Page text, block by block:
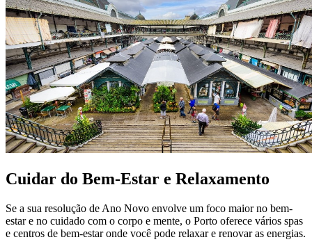
Cuidar do Bem-Estar e Relaxamento
Se a sua resolução de Ano Novo envolve um foco maior no bem-
estar e no cuidado com o corpo e mente, o Porto oferece vários spas
e centros de bem-estar onde você pode relaxar e renovar as energias.